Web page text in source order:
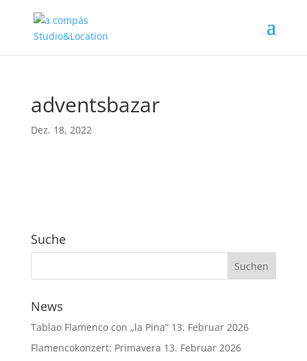
adventsbazar
Dez. 18, 2022
Suche
News
Tablao Flamenco con „la Pina“ 13. Februar 2026
Flamencokonzert: Primavera 13. Februar 2026